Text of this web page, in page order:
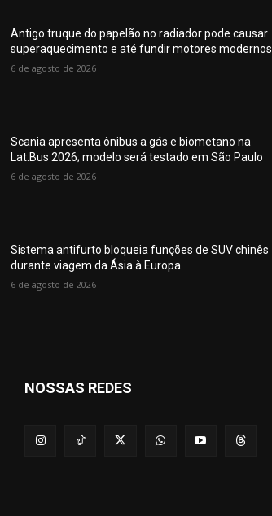
Antigo truque do papelão no radiador pode causar
superaquecimento e até fundir motores modernos
6 de agosto de 2026
Scania apresenta ônibus a gás e biometano na
Lat.Bus 2026; modelo será testado em São Paulo
6 de agosto de 2026
Sistema antifurto bloqueia funções de SUV chinês
durante viagem da Ásia à Europa
6 de agosto de 2026
NOSSAS REDES